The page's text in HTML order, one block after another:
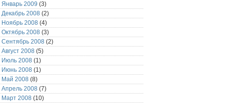
Январь 2009 (3)
Декабрь 2008 (2)
Ноябрь 2008 (4)
Октябрь 2008 (3)
Сентябрь 2008 (2)
Август 2008 (5)
Июль 2008 (1)
Июнь 2008 (1)
Май 2008 (8)
Апрель 2008 (7)
Март 2008 (10)